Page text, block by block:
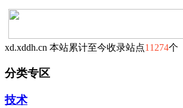
xd.xddh.cn 本站累计至今收录站点11274个
分类专区
技术